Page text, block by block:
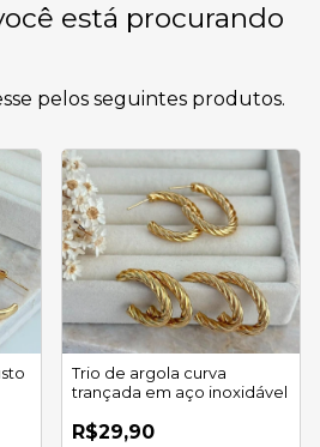
está procurando
pelos seguintes produtos.
Trio de argola curva
trançada em aço inoxidável
R$29,90